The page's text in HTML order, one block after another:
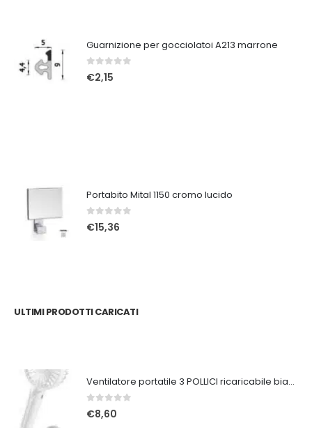
Guarnizione per gocciolatoi A213 marrone
0Su 5
€2,15
Portabito Mital 1150 cromo lucido
0Su 5
€15,36
ULTIMI PRODOTTI CARICATI
Ventilatore portatile 3 POLLICI ricaricabile bianco
0Su 5
€8,60